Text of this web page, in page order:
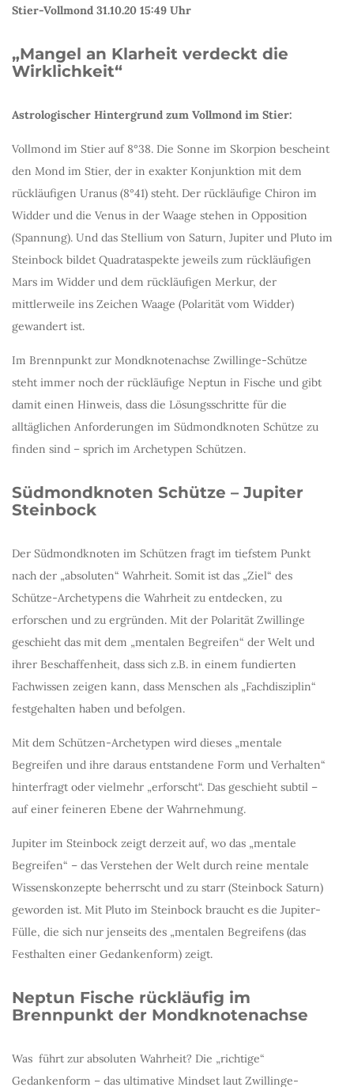
Stier-Vollmond 31.10.20 15:49 Uhr
„Mangel an Klarheit verdeckt die
Wirklichkeit“
Astrologischer Hintergrund zum Vollmond im Stier:
Vollmond im Stier auf 8°38. Die Sonne im Skorpion bescheint
den Mond im Stier, der in exakter Konjunktion mit dem
rückläufigen Uranus (8°41) steht. Der rückläufige Chiron im
Widder und die Venus in der Waage stehen in Opposition
(Spannung). Und das Stellium von Saturn, Jupiter und Pluto im
Steinbock bildet Quadrataspekte jeweils zum rückläufigen
Mars im Widder und dem rückläufigen Merkur, der
mittlerweile ins Zeichen Waage (Polarität vom Widder)
gewandert ist.
Im Brennpunkt zur Mondknotenachse Zwillinge-Schütze
steht immer noch der rückläufige Neptun in Fische und gibt
damit einen Hinweis, dass die Lösungsschritte für die
alltäglichen Anforderungen im Südmondknoten Schütze zu
finden sind – sprich im Archetypen Schützen.
Südmondknoten Schütze – Jupiter
Steinbock
Der Südmondknoten im Schützen fragt im tiefstem Punkt
nach der „absoluten“ Wahrheit. Somit ist das „Ziel“ des
Schütze-Archetypens die Wahrheit zu entdecken, zu
erforschen und zu ergründen. Mit der Polarität Zwillinge
geschieht das mit dem „mentalen Begreifen“ der Welt und
ihrer Beschaffenheit, dass sich z.B. in einem fundierten
Fachwissen zeigen kann, dass Menschen als „Fachdisziplin“
festgehalten haben und befolgen.
Mit dem Schützen-Archetypen wird dieses „mentale
Begreifen und ihre daraus entstandene Form und Verhalten“
hinterfragt oder vielmehr „erforscht“. Das geschieht subtil –
auf einer feineren Ebene der Wahrnehmung.
Jupiter im Steinbock zeigt derzeit auf, wo das „mentale
Begreifen“ – das Verstehen der Welt durch reine mentale
Wissenskonzepte beherrscht und zu starr (Steinbock Saturn)
geworden ist. Mit Pluto im Steinbock braucht es die Jupiter-
Fülle, die sich nur jenseits des „mentalen Begreifens (das
Festhalten einer Gedankenform) zeigt.
Neptun Fische rückläufig im
Brennpunkt der Mondknotenachse
Was führt zur absoluten Wahrheit? Die „richtige“
Gedankenform – das ultimative Mindset laut Zwillinge-